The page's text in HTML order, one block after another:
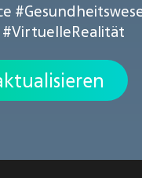
#VirtuelleRealität